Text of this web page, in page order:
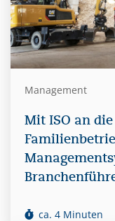
Management
Mit ISO an
ca. 4 Minuten